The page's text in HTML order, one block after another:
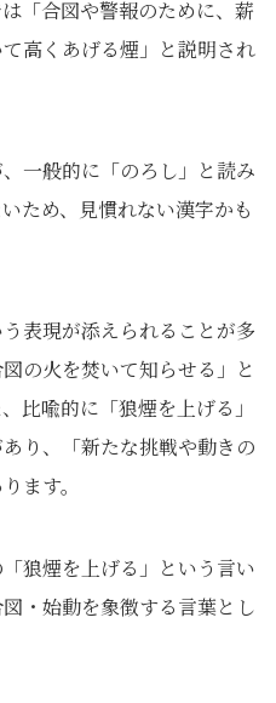
「合図や警報のために、薪
高くあげる煙」と説明され
一般的に「のろし」と読み
ため、見慣れない漢字かも
表現が添えられることが多
の火を焚いて知らせる」と
比喩的に「狼煙を上げる」
り、「新たな挑戦や動きの
ます。
狼煙を上げる」という言い
・始動を象徴する言葉とし